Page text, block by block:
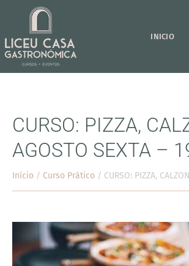
INICIO
CURSO: PIZZA,
AGOSTO SEXTA –
Início / Curso Prático / CURSO: PIZZA,